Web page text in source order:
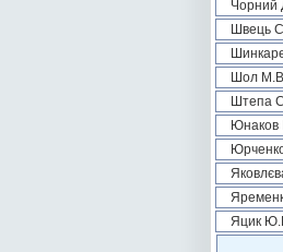
Чорний
Швець
Шол
Штепа
Юнаков
Яцик